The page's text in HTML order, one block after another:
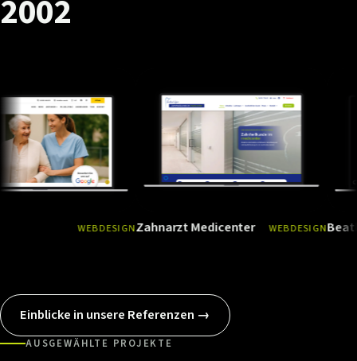
2002
WEBDESIGN Ansehen→
Zahnarzt Medicenter WEBDESIGN Ansehen→
Beatbox
Einblicke in unsere Referenzen →
AUSGEWÄHLTE PROJEKTE